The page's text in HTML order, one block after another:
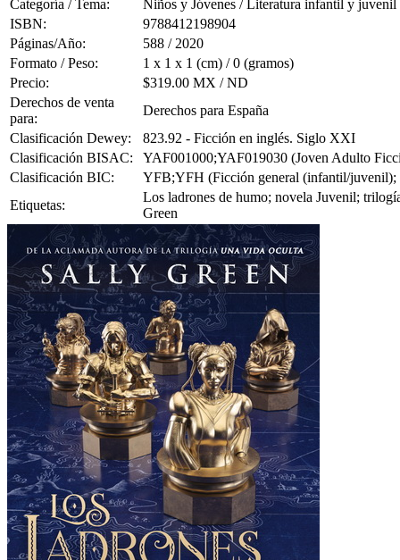
Categoría / Tema:
Niños y Jóvenes / Literatura infantil y juvenil
ISBN:
9788412198904
Páginas/Año:
588 / 2020
Formato / Peso:
1 x 1 x 1 (cm) / 0 (gramos)
Precio:
$319.00 MX / ND
Derechos de venta
para:
Derechos para España
Clasificación Dewey:
823.92 - Ficción en inglés. Siglo XXI
Clasificación BISAC:
YAF001000;YAF019030 (Joven Adulto
Clasificación BIC:
YFB;YFH (Ficción general (infantil/juvenil);
Etiquetas:
Los ladrones de humo; novela Juvenil;
Green